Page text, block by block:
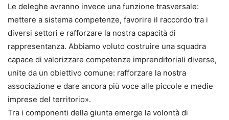
Le deleghe avranno invece una funzione trasversale:
mettere a sistema competenze, favorire il raccordo tra i
diversi settori e rafforzare la nostra capacità di
rappresentanza. Abbiamo voluto costruire una squadra
capace di valorizzare competenze imprenditoriali diverse,
unite da un obiettivo comune: rafforzare la nostra
associazione e dare ancora più voce alle piccole e medie
imprese del territorio».
Tra i componenti della giunta emerge la volontà di